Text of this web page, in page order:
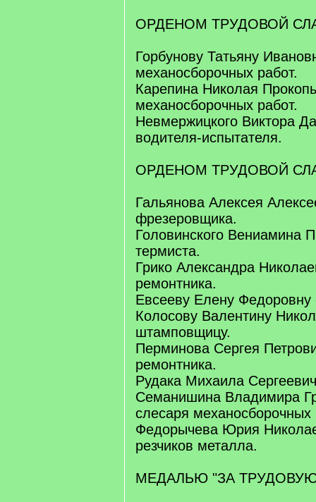
ОРДЕНОМ ТРУДОВОЙ
Горбунову Татьяну
механосборочных работ.
Карепина Николая
механосборочных работ.
Невмержицкого Виктора
водителя-испытателя.
ОРДЕНОМ ТРУДОВОЙ
Гальянова Алексея
фрезеровщика.
Головинского Вениамина
термиста.
Грико Александра
ремонтника.
Евсееву Елену Федоровну
Колосову Валентину
штамповщицу.
Перминова Сергея
ремонтника.
Рудака Михаила
Семанишина Владимира
слесаря механосборочных
Федорычева Юрия
резчиков металла.
МЕДАЛЬЮ "ЗА